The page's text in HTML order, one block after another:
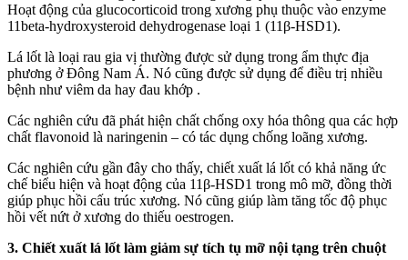
Hoạt động của glucocorticoid trong xương phụ thuộc vào enzyme
11beta-hydroxysteroid dehydrogenase loại 1 (11β-HSD1).
Lá lốt là loại rau gia vị thường được sử dụng trong ẩm thực địa
phương ở Đông Nam Á. Nó cũng được sử dụng để điều trị nhiều
bệnh như viêm da hay đau khớp .
Các nghiên cứu đã phát hiện chất chống oxy hóa thông qua các hợp
chất flavonoid là naringenin – có tác dụng chống loãng xương.
Các nghiên cứu gần đây cho thấy, chiết xuất lá lốt có khả năng ức
chế biểu hiện và hoạt động của 11β-HSD1 trong mô mỡ, đồng thời
giúp phục hồi cấu trúc xương. Nó cũng giúp làm tăng tốc độ phục
hồi vết nứt ở xương do thiếu oestrogen.
3. Chiết xuất lá lốt làm giảm sự tích tụ mỡ nội tạng trên chuột